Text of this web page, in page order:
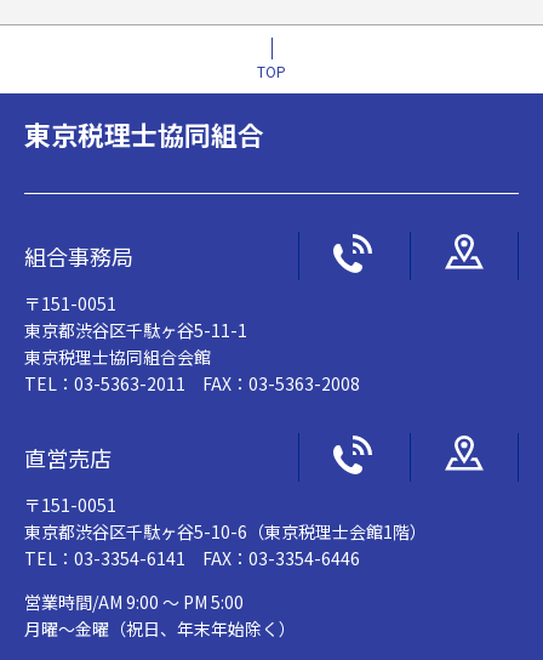
TOP
東京税理士協同組合
組合事務局
〒151-0051
東京都渋谷区千駄ヶ谷5-11-1
東京税理士協同組合会館
TEL：03-5363-2011 FAX：03-5363-2008
直営売店
〒151-0051
東京都渋谷区千駄ヶ谷5-10-6（東京税理士会館1階）
TEL：03-3354-6141 FAX：03-3354-6446
営業時間/AM 9:00 ～ PM 5:00
月曜～金曜（祝日、年末年始除く）